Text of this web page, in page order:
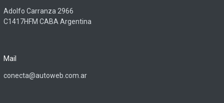
Adolfo Carranza 2966
C1417HFM CABA Argentina
Mail
conecta@autoweb.com.ar